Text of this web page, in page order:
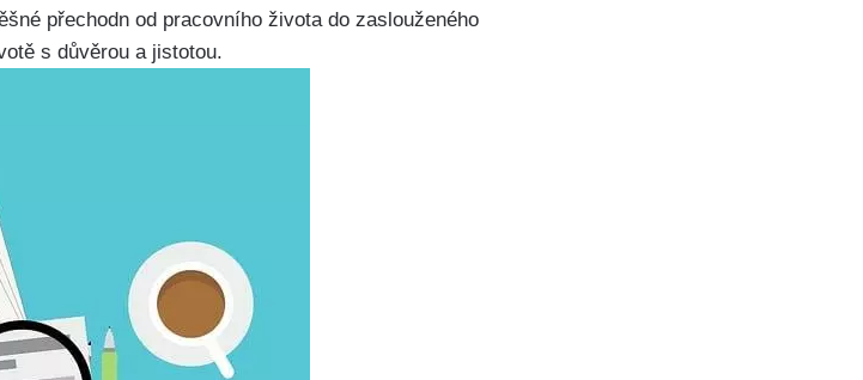
přechodn ​od pracovního života do ⁤zaslouženého
s důvěrou‌ a jistotou.